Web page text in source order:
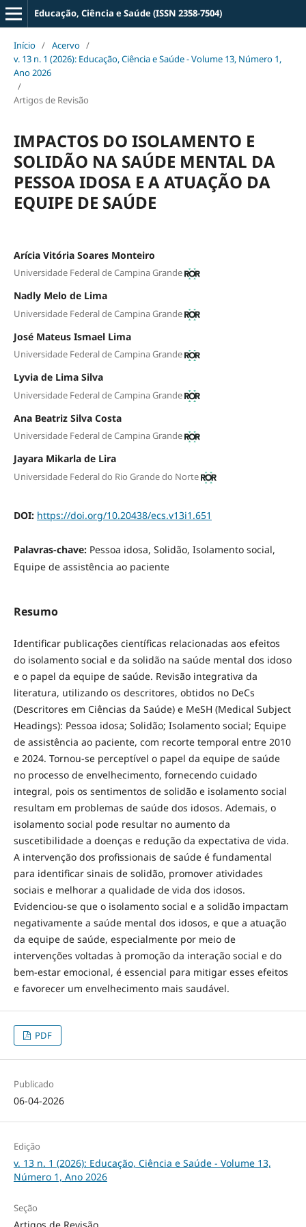
Educação, Ciência e Saúde (ISSN 2358-7504)
Início / Acervo /
v. 13 n. 1 (2026): Educação, Ciência e Saúde - Volume 13, Número 1,
Ano 2026
/
Artigos de Revisão
IMPACTOS DO ISOLAMENTO E
SOLIDÃO NA SAÚDE MENTAL DA
PESSOA IDOSA E A ATUAÇÃO DA
EQUIPE DE SAÚDE
Arícia Vitória Soares Monteiro
Universidade Federal de Campina Grande
Nadly Melo de Lima
Universidade Federal de Campina Grande
José Mateus Ismael Lima
Universidade Federal de Campina Grande
Lyvia de Lima Silva
Universidade Federal de Campina Grande
Ana Beatriz Silva Costa
Universidade Federal de Campina Grande
Jayara Mikarla de Lira
Universidade Federal do Rio Grande do Norte
DOI: https://doi.org/10.20438/ecs.v13i1.651
Palavras-chave: Pessoa idosa, Solidão, Isolamento social,
Equipe de assistência ao paciente
Resumo
Identificar publicações científicas relacionadas aos efeitos
do isolamento social e da solidão na saúde mental dos idoso
e o papel da equipe de saúde. Revisão integrativa da
literatura, utilizando os descritores, obtidos no DeCs
(Descritores em Ciências da Saúde) e MeSH (Medical Subject
Headings): Pessoa idosa; Solidão; Isolamento social; Equipe
de assistência ao paciente, com recorte temporal entre 2010
e 2024. Tornou-se perceptível o papel da equipe de saúde
no processo de envelhecimento, fornecendo cuidado
integral, pois os sentimentos de solidão e isolamento social
resultam em problemas de saúde dos idosos. Ademais, o
isolamento social pode resultar no aumento da
suscetibilidade a doenças e redução da expectativa de vida.
A intervenção dos profissionais de saúde é fundamental
para identificar sinais de solidão, promover atividades
sociais e melhorar a qualidade de vida dos idosos.
Evidenciou-se que o isolamento social e a solidão impactam
negativamente a saúde mental dos idosos, e que a atuação
da equipe de saúde, especialmente por meio de
intervenções voltadas à promoção da interação social e do
bem-estar emocional, é essencial para mitigar esses efeitos
e favorecer um envelhecimento mais saudável.
PDF
Publicado
06-04-2026
Edição
v. 13 n. 1 (2026): Educação, Ciência e Saúde - Volume 13,
Número 1, Ano 2026
Seção